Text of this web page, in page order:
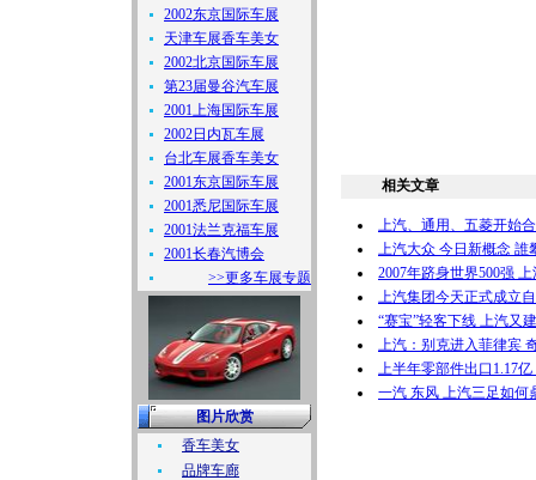
2002东京国际车展
天津车展香车美女
2002北京国际车展
第23届曼谷汽车展
2001上海国际车展
2002日内瓦车展
台北车展香车美女
2001东京国际车展
2001悉尼国际车展
2001法兰克福车展
2001长春汽博会
>>更多车展专题
图片欣赏
香车美女
品牌车廊
相关文章
上汽、通用、五菱开始
上汽大众 今日新概念 誰
2007年跻身世界500强
上汽集团今天正式成立
“赛宝”轻客下线 上汽又
上汽：别克进入菲律宾
上半年零部件出口1.17
一汽 东风 上汽三足如何